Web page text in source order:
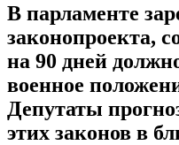
В парламенте
законопроекта,
на 90 дней
военное
Депутаты
этих законов в